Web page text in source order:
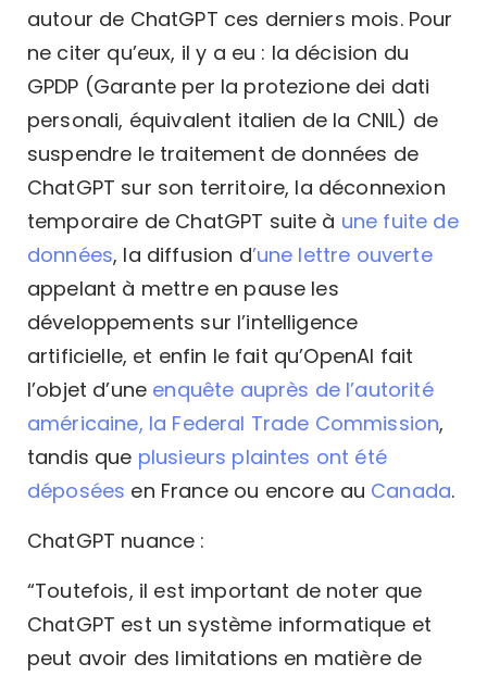
autour de ChatGPT ces derniers mois. Pour
ne citer qu’eux, il y a eu : la décision du
GPDP (Garante per la protezione dei dati
personali, équivalent italien de la CNIL) de
suspendre le traitement de données de
ChatGPT sur son territoire, la déconnexion
temporaire de ChatGPT suite à une fuite de
données, la diffusion d’une lettre ouverte
appelant à mettre en pause les
développements sur l’intelligence
artificielle, et enfin le fait qu’OpenAI fait
l’objet d’une enquête auprès de l’autorité
américaine, la Federal Trade Commission,
tandis que plusieurs plaintes ont été
déposées en France ou encore au Canada.
ChatGPT nuance :
“Toutefois, il est important de noter que
ChatGPT est un système informatique et
peut avoir des limitations en matière de